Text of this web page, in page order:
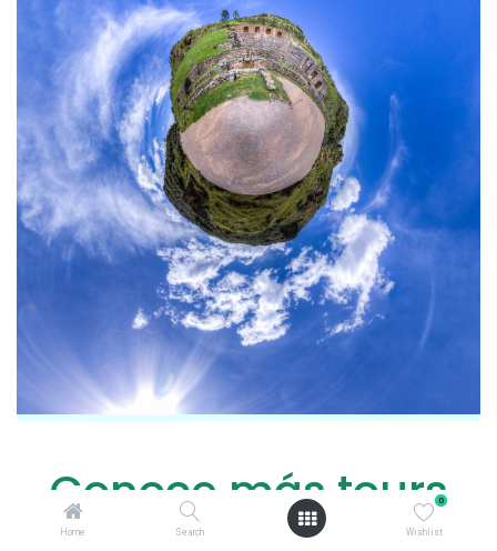
Home Search
0
Wishlist
Conoce más tours